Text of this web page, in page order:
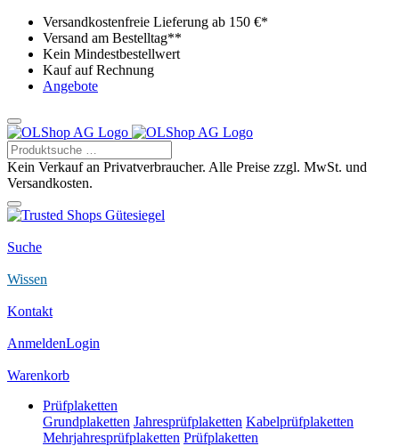
Versandkostenfreie Lieferung ab 150 €*
Versand am Bestelltag**
Kein Mindestbestellwert
Kauf auf Rechnung
Angebote
Kein Verkauf an Privatverbraucher. Alle Preise zzgl. MwSt. und
Versandkosten.
Suche
Wissen
Kontakt
AnmeldenLogin
Warenkorb
Prüfplaketten
Grundplaketten Jahresprüfplaketten Kabelprüfplaketten
Mehrjahresprüfplaketten Prüfplaketten